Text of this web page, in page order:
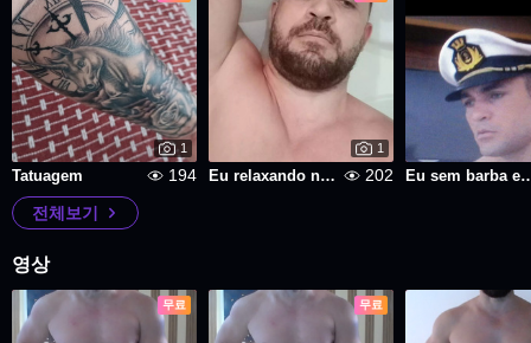
1
Tatuagem 194
1
Eu relaxando numa hidromassagem 202 Eu sem
전체보기
영상
무료 무료